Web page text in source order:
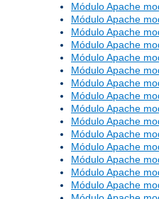
Módulo Apache
Módulo Apache
Módulo Apache
Módulo Apache
Módulo Apache
Módulo Apache
Módulo Apache
Módulo Apache
Módulo Apache
Módulo Apache
Módulo Apache
Módulo Apache
Módulo Apache
Módulo Apache
Módulo Apache